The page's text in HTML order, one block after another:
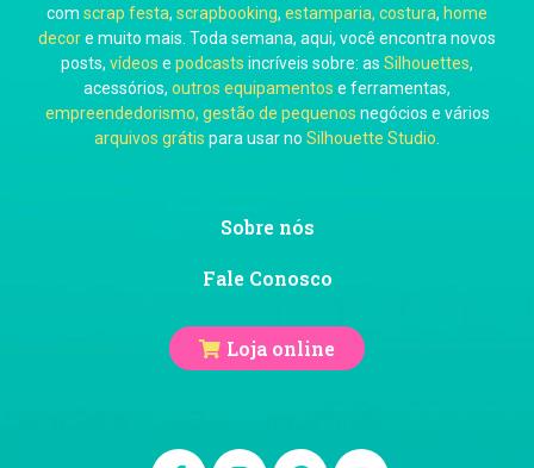
com scrap festa, scrapbooking, estamparia, costura, home
decore muito mais. Toda semana, aqui, você encontra novos
posts, vídeos e podcasts incríveis sobre: as Silhouettes,
acessórios, outros equipamentos e ferramentas,
empreendedorismo, gestão de pequenos negócios e vários
arquivos grátis para usar no Silhouette Studio.
Sobre nós
Fale Conosco
Loja online